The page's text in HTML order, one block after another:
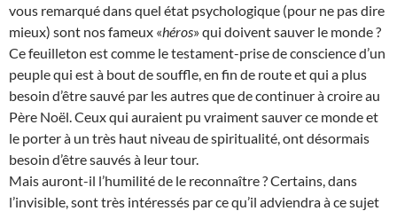
vous remarqué dans quel état psychologique (pour ne pas dire
mieux) sont nos fameux «héros» qui doivent sauver le monde ?
Ce feuilleton est comme le testament-prise de conscience d’un
peuple qui est à bout de souffle, en fin de route et qui a plus
besoin d’être sauvé par les autres que de continuer à croire au
Père Noël. Ceux qui auraient pu vraiment sauver ce monde et
le porter à un très haut niveau de spiritualité, ont désormais
besoin d’être sauvés à leur tour.
Mais auront-il l’humilité de le reconnaître ? Certains, dans
l’invisible, sont très intéressés par ce qu’il adviendra à ce sujet